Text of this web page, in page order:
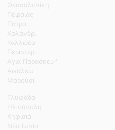
Θεσσαλονίκη
Πειραιάς
Πάτρα
Χαλάνδρι
Καλλιθέα
Περιστέρι
Αγία Παρασκευή
Αιγάλεω
Μαρούσι
Γλυφάδα
Ηλιούπολη
Κηφισιά
Νέα Ιωνία